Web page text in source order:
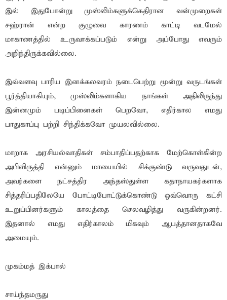
இல் இதுபோன்று முஸ்லிம்களுக்கெதிரான வன்முறைகள்
சஹ்ரான் என்ற குழுவை காரணம் காட்டி வடமேல்
மாகாணத்தில் உருவாக்கப்படும் என்று அப்போது எவரும்
அறிந்திருக்கவில்லை.
இவ்வளவு பாரிய இனக்கலவரம் நடைபெற்று மூன்று வருடங்கள்
பூர்த்தியாகியும், முஸ்லிம்களாகிய நாங்கள் அதிலிருந்து
இன்னமும் படிப்பினைகள் பெறவோ, எதிர்கால எமது
பாதுகாப்பு பற்றி சிந்திக்கவோ முயலவில்லை.
மாறாக அரசியல்வாதிகள் சம்பாதிப்பதற்காக மேற்கொள்கின்ற
அபிவிருத்தி என்னும் மாயையில் சிக்குண்டு வருவதுடன்,
அவர்களை நட்சத்திர அந்தஸ்துள்ள கதாநாயகர்களாக
சித்தரிப்பதிலேயே போட்டிபோட்டுக்கொண்டு ஒவ்வொரு கட்சி
உறுப்பினர்களும் காலத்தை செலவழித்து வருகின்றனர்.
இதனால் எமது எதிர்காலம் மிகவும் ஆபத்தானதாகவே
அமையும்.
முகம்மத் இக்பால்
சாய்ந்தமருது